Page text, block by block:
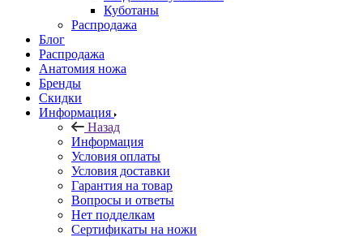
Куботаны
Распродажа
Блог
Распродажа
Анатомия ножа
Бренды
Скидки
Информация
Назад
Информация
Условия оплаты
Условия доставки
Гарантия на товар
Вопросы и ответы
Нет подделкам
Сертификаты на ножи